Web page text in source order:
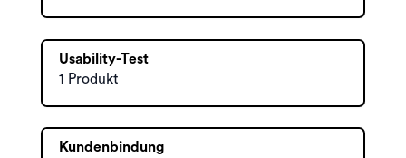
Usability-Test
1 Produkt
Kundenbindung